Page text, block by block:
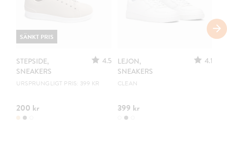
STEPSIDE,
SNEAKERS
4.5
URSPRUNGLIGT PRIS: 399 KR
200 kr
SÄNKT PRIS
LEJON,
SNEAKERS
4.1
CLEAN
399 kr